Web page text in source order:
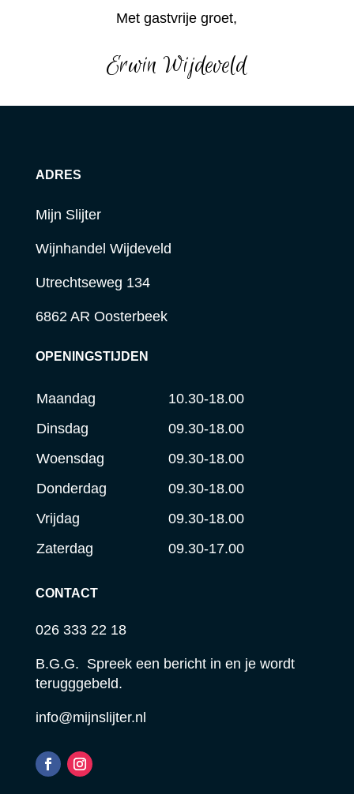
Met gastvrije groet,
Erwin Wijdeveld
ADRES
Mijn Slijter
Wijnhandel Wijdeveld
Utrechtseweg 134
6862 AR Oosterbeek
OPENINGSTIJDEN
Maandag
10.30-18.00
Dinsdag
09.30-18.00
Woensdag
09.30-18.00
Donderdag
09.30-18.00
Vrijdag
09.30-18.00
Zaterdag
09.30-17.00
CONTACT
026 333 22 18
B.G.G. Spreek een bericht in en je wordt
terugggebeld.
info@mijnslijter.nl